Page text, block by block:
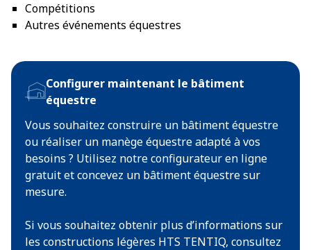
Compétitions
Autres événements équestres
Configurer maintenant le bâtiment
équestre
Vous souhaitez construire un bâtiment équestre
ou réaliser un manège équestre adapté à vos
besoins ? Utilisez notre configurateur en ligne
gratuit et concevez un bâtiment équestre sur
mesure.
Si vous souhaitez obtenir plus d’informations sur
les constructions légères HTS TENTIQ, consultez